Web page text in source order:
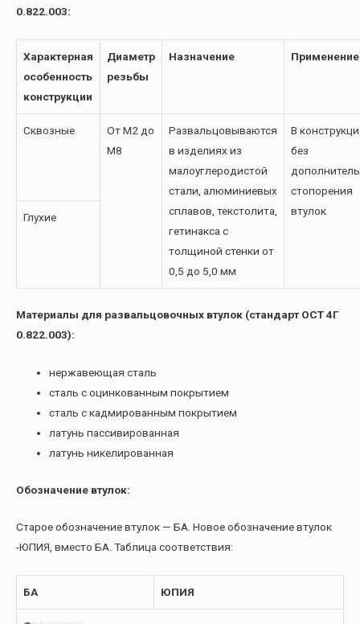
0.822.003:
Характерная
особенность
конструкции
Диаметр
резьбы
Назначение Применение
Сквозные
От М2 до
М8
Развальцовываются
в изделиях из
малоуглеродистой
стали, алюминиевых
сплавов, текстолита,
гетинакса с
толщиной стенки от
0,5 до 5,0 мм
В
без
стопорения
втулок
Глухие
Материалы для развальцовочных втулок (стандарт ОСТ 4Г
0.822.003):
нержавеющая сталь
сталь с оцинкованным покрытием
сталь с кадмированным покрытием
латунь пассивированная
латунь никелированная
Обозначение втулок:
Старое обозначение втулок — БА. Новое обозначение втулок
-ЮПИЯ, вместо БА. Таблица соответствия:
БА ЮПИЯ